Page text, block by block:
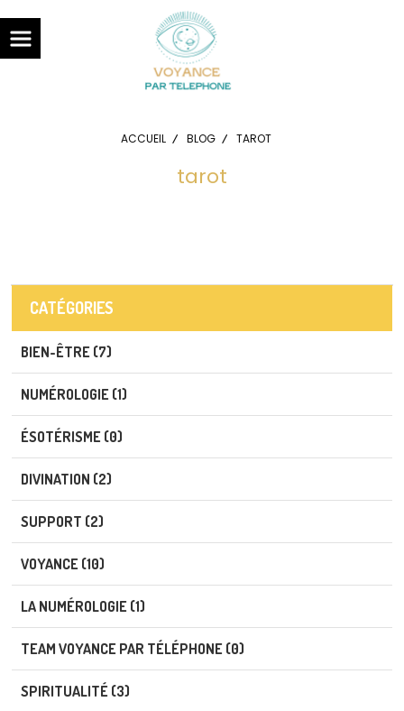
ACCUEIL BLOG TAROT
tarot
CATÉGORIES
BIEN-ÊTRE (7)
NUMÉROLOGIE (1)
ÉSOTÉRISME (0)
DIVINATION (2)
SUPPORT (2)
VOYANCE (10)
LA NUMÉROLOGIE (1)
TEAM VOYANCE PAR TÉLÉPHONE (0)
SPIRITUALITÉ (3)